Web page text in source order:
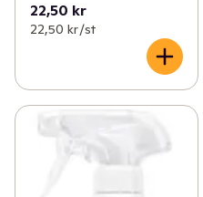
22,50 kr
22,50 kr /st